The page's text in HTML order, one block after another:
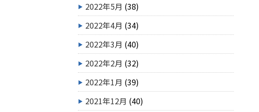
2022年5月 (38)
2022年4月 (34)
2022年3月 (40)
2022年2月 (32)
2022年1月 (39)
2021年12月 (40)